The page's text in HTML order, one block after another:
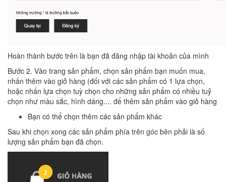
Hoàn thành bước trên là bạn đã đăng nhập tài khoản của mình
Bước 2. Vào trang sản phẩm, chọn sản phẩm bạn muốn mua,
nhấn thêm vào giỏ hàng (đối với các sản phẩm có 1 lựa chọn,
hoặc nhấn lựa chọn tuỳ chọn cho những sản phẩm có nhiều tuỷ
chọn như màu sắc, hình dáng.... để thêm sản phẩm vào giỏ hàng
Bạn có thể chọn thêm các sản phẩm khác
Sau khi chọn xong các sản phẩm phía trên góc bên phải là số
lượng sản phẩm bạn đã chọn.